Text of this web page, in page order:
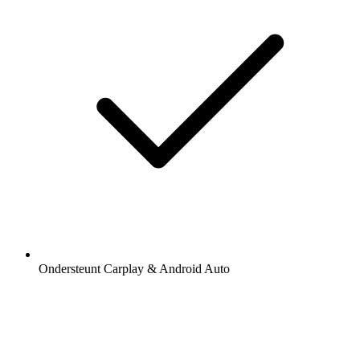
Ondersteunt Carplay & Android Auto